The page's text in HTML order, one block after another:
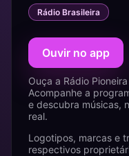
Rádio Brasileira
Ouvir no app
Ouça a Rádio
Acompanhe a
e descubra músicas,
real.
Logotipos, marcas e
respectivos